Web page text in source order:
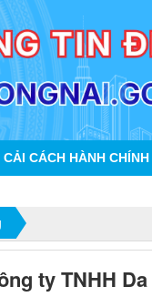
CẢI CÁCH HÀNH CHÍNH
ty TNHH